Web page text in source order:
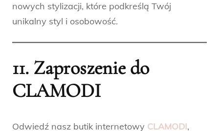
nowych stylizacji, które podkreślą Twój
unikalny styl i osobowość.
11. Zaproszenie do
CLAMODI
Odwiedź nasz butik internetowy CLAMODI,